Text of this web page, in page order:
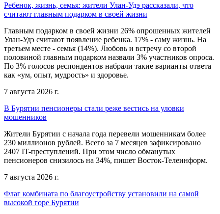
Ребенок, жизнь, семья: жители Улан-Удэ рассказали, что
считают главным подарком в своей жизни
Главным подарком в своей жизни 26% опрошенных жителей
Улан-Удэ считают появление ребенка. 17% - саму жизнь. На
третьем месте - семья (14%). Любовь и встречу со второй
половиной главным подарком назвали 3% участников опроса.
По 3% голосов респондентов набрали такие варианты ответа
как «ум, опыт, мудрость» и здоровье.
7 августа 2026 г.
В Бурятии пенсионеры стали реже вестись на уловки
мошенников
Жители Бурятии с начала года перевели мошенникам более
230 миллионов рублей. Всего за 7 месяцев зафиксировано
2407 IT-преступлений. При этом число обманутых
пенсионеров снизилось на 34%, пишет Восток-Телеинформ.
7 августа 2026 г.
Флаг комбината по благоустройству установили на самой
высокой горе Бурятии